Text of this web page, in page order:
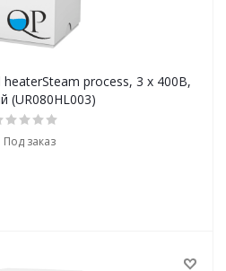
process, 3 х 400В,
(UR080HL003)
Под заказ